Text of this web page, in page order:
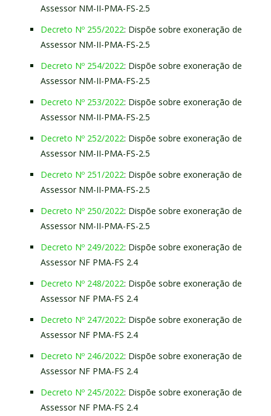
Assessor NM-II-PMA-FS-2.5
Decreto Nº 255/2022: Dispõe sobre exoneração de
Assessor NM-II-PMA-FS-2.5
Decreto Nº 254/2022: Dispõe sobre exoneração de
Assessor NM-II-PMA-FS-2.5
Decreto Nº 253/2022: Dispõe sobre exoneração de
Assessor NM-II-PMA-FS-2.5
Decreto Nº 252/2022: Dispõe sobre exoneração de
Assessor NM-II-PMA-FS-2.5
Decreto Nº 251/2022: Dispõe sobre exoneração de
Assessor NM-II-PMA-FS-2.5
Decreto Nº 250/2022: Dispõe sobre exoneração de
Assessor NM-II-PMA-FS-2.5
Decreto Nº 249/2022: Dispõe sobre exoneração de
Assessor NF PMA-FS 2.4
Decreto Nº 248/2022: Dispõe sobre exoneração de
Assessor NF PMA-FS 2.4
Decreto Nº 247/2022: Dispõe sobre exoneração de
Assessor NF PMA-FS 2.4
Decreto Nº 246/2022: Dispõe sobre exoneração de
Assessor NF PMA-FS 2.4
Decreto Nº 245/2022: Dispõe sobre exoneração de
Assessor NF PMA-FS 2.4